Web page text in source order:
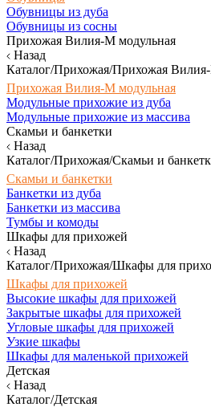
Обувницы из дуба
Обувницы из сосны
Прихожая Вилия-М модульная
Назад
Каталог/Прихожая/Прихожая
Прихожая Вилия-М модульная
Модульные прихожие из дуба
Модульные прихожие из массива
Скамьи и банкетки
Назад
Каталог/Прихожая/Скамьи и
Скамьи и банкетки
Банкетки из дуба
Банкетки из массива
Тумбы и комоды
Шкафы для прихожей
Назад
Каталог/Прихожая/Шкафы для
Шкафы для прихожей
Высокие шкафы для прихожей
Закрытые шкафы для прихожей
Угловые шкафы для прихожей
Узкие шкафы
Шкафы для маленькой прихожей
Детская
Назад
Каталог/Детская